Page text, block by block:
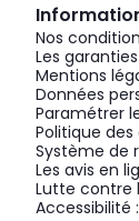
Nos
Les garanties
Mentions
Données
Paramétrer
Politique des
Système de
Les avis en
Lutte contre